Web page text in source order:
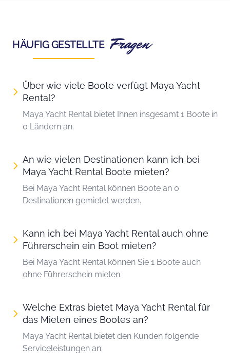
HÄUFIG GESTELLTE Fragen
Über wie viele Boote verfügt Maya Yacht
Rental?
Maya Yacht Rental bietet Ihnen insgesamt 1 Boote in
0 Ländern an.
An wie vielen Destinationen kann ich bei
Maya Yacht Rental Boote mieten?
Bei Maya Yacht Rental können Boote an 0
Destinationen gemietet werden.
Kann ich bei Maya Yacht Rental auch ohne
Führerschein ein Boot mieten?
Bei Maya Yacht Rental können Sie 1 Boote auch
ohne Führerschein mieten.
Welche Extras bietet Maya Yacht Rental für
das Mieten eines Bootes an?
Maya Yacht Rental bietet den Kunden folgende
Serviceleistungen an: